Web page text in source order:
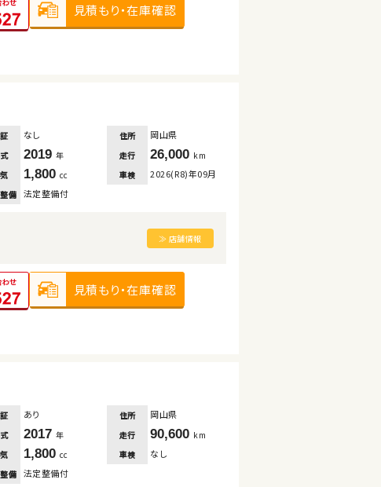
見積もり・在庫確認
なし 住所 岡山県
2019 年 走行 26,000 km
1,800 cc 車検 2026(R8)年09月
備 法定整備付
≫ 店舗情報
見積もり・在庫確認
あり 住所 岡山県
2017 年 走行 90,600 km
1,800 cc 車検 なし
備 法定整備付